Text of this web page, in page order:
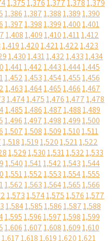
1,3751,3761,3771,3781,379
1,3861,3871,3881,3891,390
1,3971,3981,3991,4001,401
1,4081,4091,4101,4111,412
1,4191,4201,4211,4221,423
1,4301,4311,4321,4331,434
1,4411,4421,4431,4441,445
1,4521,4531,4541,4551,456
1,4631,4641,4651,4661,467
1,4741,4751,4761,4771,478
1,4851,4861,4871,4881,489
1,4961,4971,4981,4991,500
1,5071,5081,5091,5101,511
1,5181,5191,5201,5211,522
1,5291,5301,5311,5321,533
1,5401,5411,5421,5431,544
1,5511,5521,5531,5541,555
1,5621,5631,5641,5651,566
1,5731,5741,5751,5761,577
1,5841,5851,5861,5871,588
1,5951,5961,5971,5981,599
1,6061,6071,6081,6091,610
1,6171,6181,6191,6201,621